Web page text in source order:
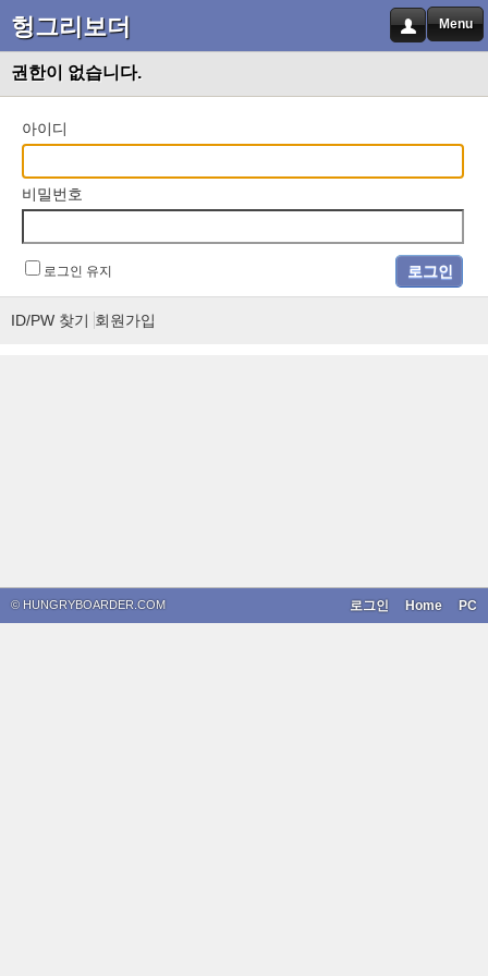
헝그리보더 Menu
권한이 없습니다.
아이디
비밀번호
로그인 유지
ID/PW 찾기 회원가입
© HUNGRYBOARDER.COM PC
Home
로그인